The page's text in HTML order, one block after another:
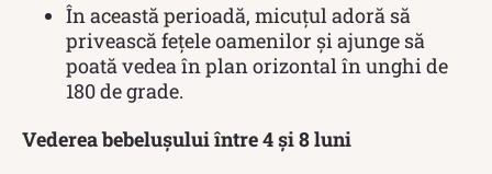
În această perioadă, micuțul adoră să
privească fețele oamenilor și ajunge să
poată vedea în plan orizontal în unghi de
180 de grade.
Vederea bebelușului între 4 și 8 luni